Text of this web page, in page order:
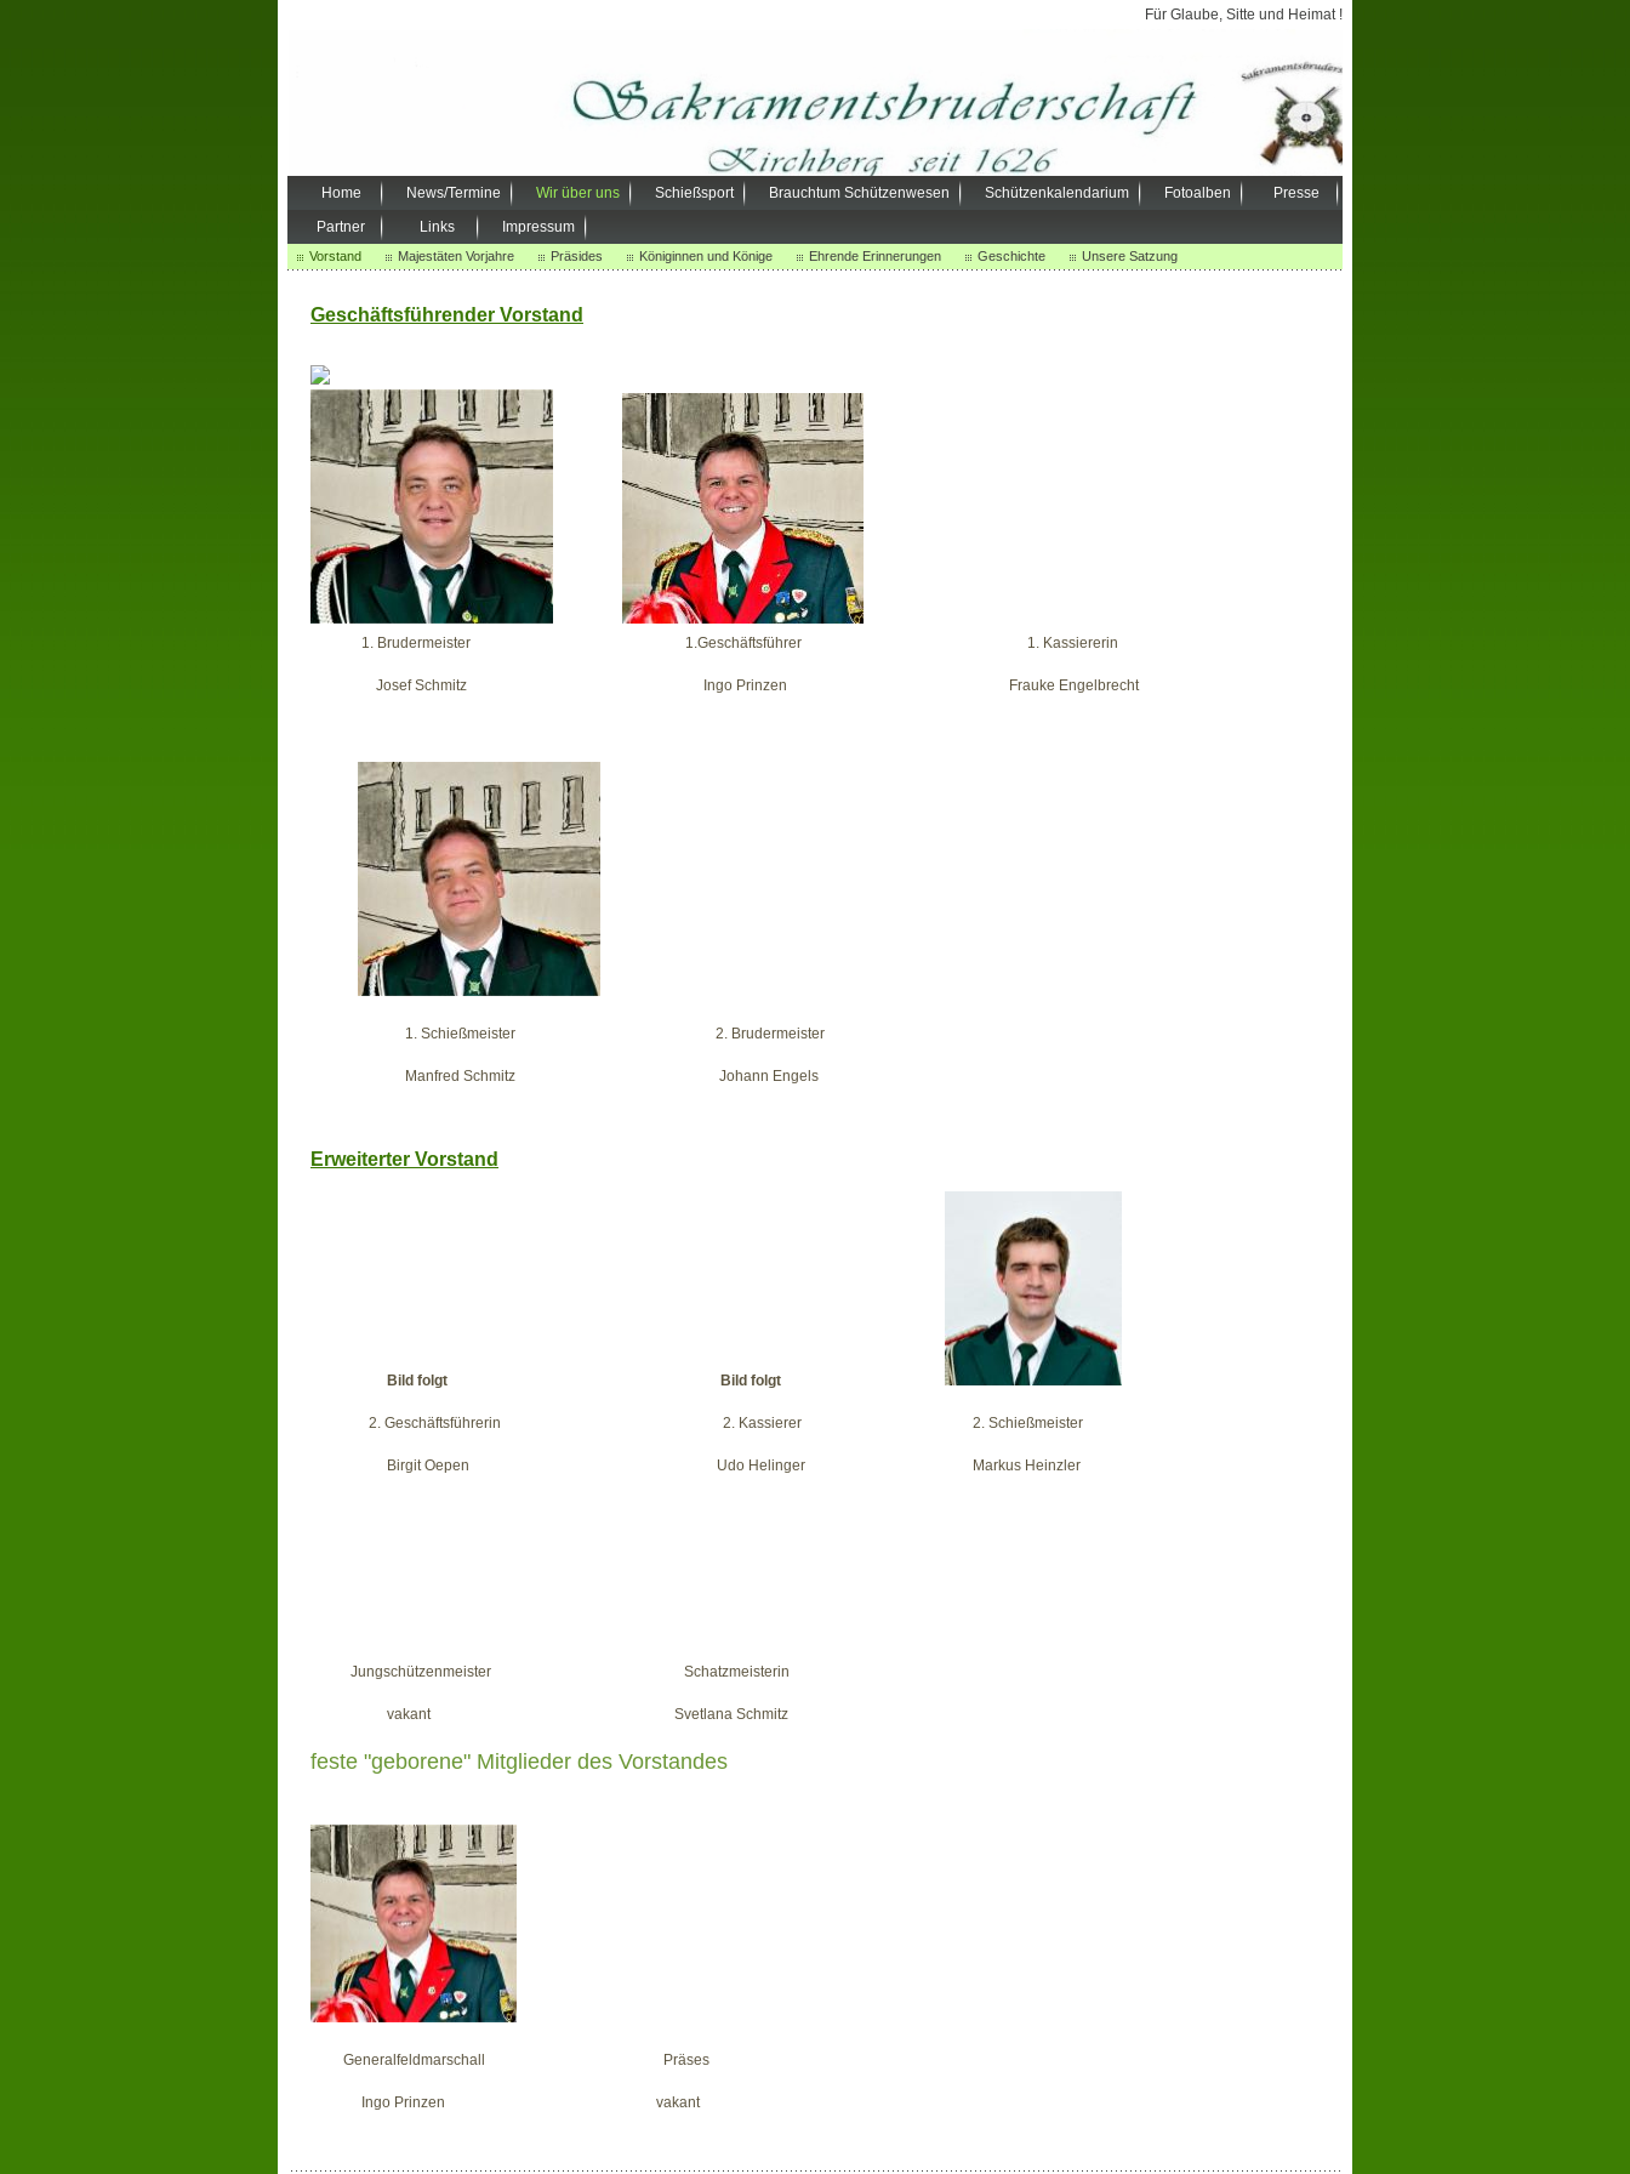
Für Glaube, Sitte und Heimat !
Home News/Termine Wir über uns Schießsport Brauchtum Schützenwesen Schützenkalendarium Fotoalben
Presse
Partner
Links Impressum
Vorstand Majestäten Vorjahre Präsides Königinnen und Könige Ehrende Erinnerungen Geschichte Unsere Satzung
Geschäftsführender Vorstand
1. Brudermeister 1.Geschäftsführer 1. Kassiererin
Josef Schmitz Ingo Prinzen Frauke Engelbrecht
1. Schießmeister 2. Brudermeister
Manfred Schmitz Johann Engels
Erweiterter Vorstand
Bild folgt Bild folgt
2. Geschäftsführerin 2. Kassierer 2. Schießmeister
Birgit Oepen Udo Helinger Markus Heinzler
Jungschützenmeister Schatzmeisterin
vakant Svetlana Schmitz
feste "geborene" Mitglieder des Vorstandes
Generalfeldmarschall Präses
Ingo Prinzen vakant